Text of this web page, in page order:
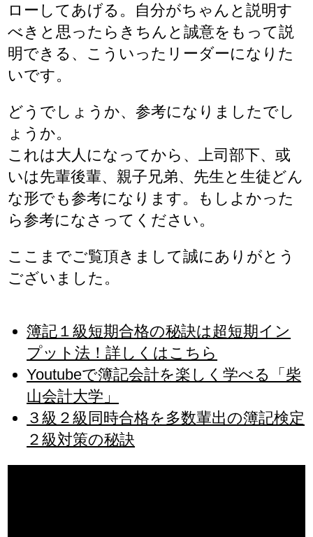
ローしてあげる。自分がちゃんと説明す
べきと思ったらきちんと誠意をもって説
明できる、こういったリーダーになりた
いです。
どうでしょうか、参考になりましたでし
ょうか。
これは大人になってから、上司部下、或
いは先輩後輩、親子兄弟、先生と生徒どん
な形でも参考になります。もしよかった
ら参考になさってください。
ここまでご覧頂きまして誠にありがとう
ございました。
簿記１級短期合格の秘訣は超短期イン
プット法！詳しくはこちら
Youtubeで簿記会計を楽しく学べる「柴
山会計大学」
３級２級同時合格を多数輩出の簿記検定
２級対策の秘訣